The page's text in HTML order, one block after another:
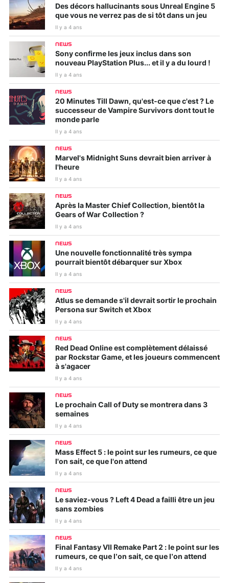
Des décors hallucinants sous Unreal Engine 5
que vous ne verrez pas de si tôt dans un jeu
Il y a 4 ans
NEWS
Sony confirme les jeux inclus dans son
nouveau PlayStation Plus... et il y a du lourd !
Il y a 4 ans
NEWS
20 Minutes Till Dawn, qu'est-ce que c'est ? Le
successeur de Vampire Survivors dont tout le
monde parle
Il y a 4 ans
NEWS
Marvel's Midnight Suns devrait bien arriver à
l'heure
Il y a 4 ans
NEWS
Après la Master Chief Collection, bientôt la
Gears of War Collection ?
Il y a 4 ans
NEWS
Une nouvelle fonctionnalité très sympa
pourrait bientôt débarquer sur Xbox
Il y a 4 ans
NEWS
Atlus se demande s'il devrait sortir le prochain
Persona sur Switch et Xbox
Il y a 4 ans
NEWS
Red Dead Online est complètement délaissé
par Rockstar Game, et les joueurs commencent
à s'agacer
Il y a 4 ans
NEWS
Le prochain Call of Duty se montrera dans 3
semaines
Il y a 4 ans
NEWS
Mass Effect 5 : le point sur les rumeurs, ce que
l'on sait, ce que l'on attend
Il y a 4 ans
NEWS
Le saviez-vous ? Left 4 Dead a failli être un jeu
sans zombies
Il y a 4 ans
NEWS
Final Fantasy VII Remake Part 2 : le point sur les
rumeurs, ce que l’on sait, ce que l’on attend
Il y a 4 ans